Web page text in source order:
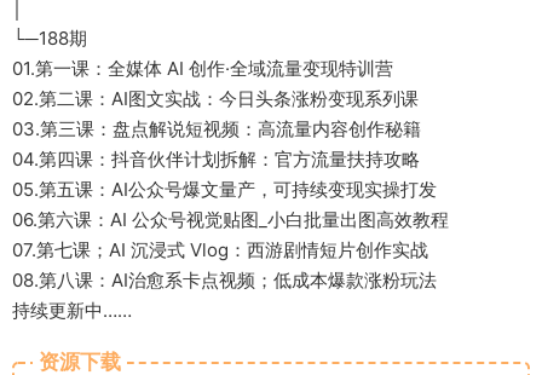
└─188期
01.第一课：全媒体 AI 创作·全域流量变现特训营
02.第二课：AI图文实战：今日头条涨粉变现系列课
03.第三课：盘点解说短视频：高流量内容创作秘籍
04.第四课：抖音伙伴计划拆解：官方流量扶持攻略
05.第五课：AI公众号爆文量产，可持续变现实操打发
06.第六课：AI 公众号视觉贴图_小白批量出图高效教程
07.第七课；AI 沉浸式 Vlog：西游剧情短片创作实战
08.第八课：AI治愈系卡点视频；低成本爆款涨粉玩法
持续更新中……
资源下载